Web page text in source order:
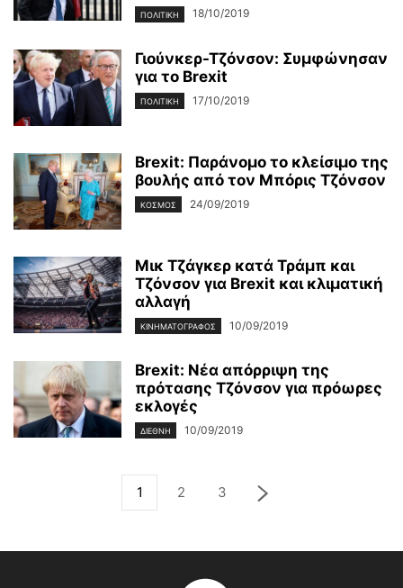
ΠΟΛΙΤΙΚΉ 18/10/2019
Γιούνκερ-Τζόνσον: Συμφώνησαν
για το Brexit
ΠΟΛΙΤΙΚΉ 17/10/2019
Brexit: Παράνομο το κλείσιμο της
βουλής από τον Μπόρις Τζόνσον
ΚΌΣΜΟΣ 24/09/2019
Μικ Τζάγκερ κατά Τράμπ και
Τζόνσον για Brexit και κλιματική
αλλαγή
ΚΙΝΗΜΑΤΟΓΡΆΦΟΣ 10/09/2019
Brexit: Νέα απόρριψη της
πρότασης Τζόνσον για πρόωρες
εκλογές
ΔΙΕΘΝΉ 10/09/2019
1 2 3